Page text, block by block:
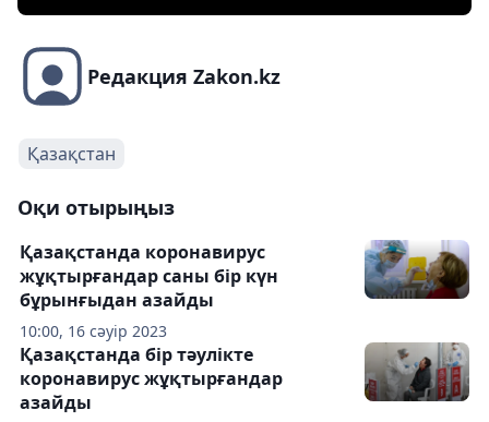
Редакция Zakon.kz
Қазақстан
Оқи отырыңыз
10:00, 16 сәуір 2023
Қазақстанда коронавирус
жұқтырғандар саны бір күн
бұрынғыдан азайды
Қазақстанда бір тәулікте
коронавирус жұқтырғандар
азайды